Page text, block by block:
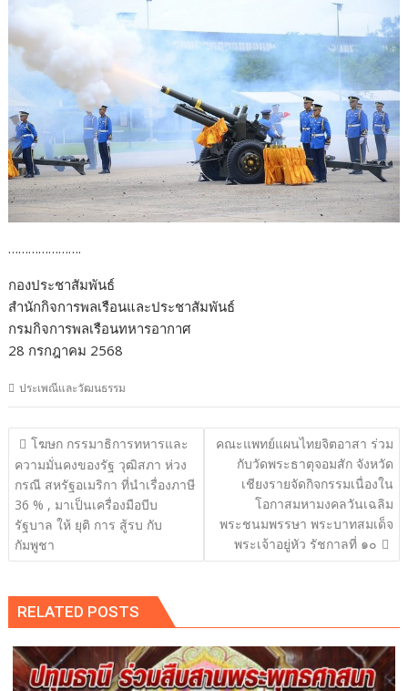
………………….
กองประชาสัมพันธ์
สำนักกิจการพลเรือนและประชาสัมพันธ์
กรมกิจการพลเรือนทหารอากาศ
28 กรกฎาคม 2568
ประเพณีและวัฒนธรรม
แนะแนว
เรื่อง
โฆษก กรรมาธิการทหารและ
ความมั่นคงของรัฐ วุฒิสภา ห่วง
กรณี สหรัฐอเมริกา ที่นำเรื่องภาษี
36 % , มาเป็นเครื่องมือบีบ
รัฐบาล ให้ ยุติ การ สู้รบ กับ
กัมพูชา
คณะแพทย์แผนไทยจิตอาสา ร่วม
กับวัดพระธาตุจอมสัก จังหวัด
เชียงรายจัดกิจกรรมเนื่องใน
โอกาสมหามงคลวันเฉลิม
พระชนมพรรษา พระบาทสมเด็จ
พระเจ้าอยู่หัว รัชกาลที่ ๑๐
RELATED POSTS